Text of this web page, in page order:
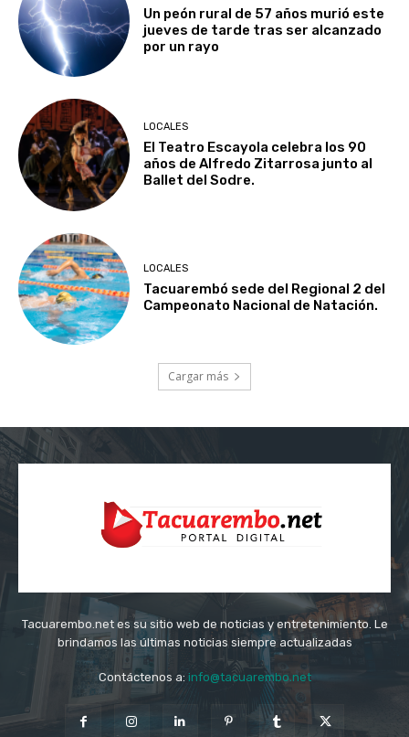
Un peón rural de 57 años murió este
jueves de tarde tras ser alcanzado
por un rayo
LOCALES
El Teatro Escayola celebra los 90
años de Alfredo Zitarrosa junto al
Ballet del Sodre.
LOCALES
Tacuarembó sede del Regional 2 del
Campeonato Nacional de Natación.
Cargar más
Tacuarembo.net es su sitio web de noticias y entretenimiento. Le
brindamos las últimas noticias siempre actualizadas
Contáctenos a: info@tacuarembo.net